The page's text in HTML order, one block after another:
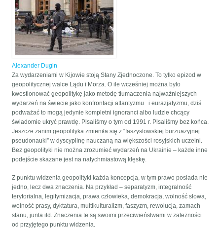
Alexander Dugin
Za wydarzeniami w Kijowie stoją Stany Zjednoczone. To tylko epizod w
geopolitycznej walce Lądu i Morza. O ile wcześniej można było
kwestionować geopolitykę jako metodę tłumaczenia najważniejszych
wydarzeń na świecie jako konfrontacji atlantyzmu i eurazjatyzmu, dziś
podważać to mogą jedynie kompletni ignoranci albo ludzie chcący
świadomie ukryć prawdę. Pisaliśmy o tym od 1991 r. Pisaliśmy bez końca.
Jeszcze zanim geopolityka zmieniła się z “faszystowskiej burżuazyjnej
pseudonauki” w dyscyplinę nauczaną na większości rosyjskich uczelni.
Bez geopolityki nie można zrozumieć wydarzeń na Ukrainie – każde inne
podejście skazane jest na natychmiastową klęskę.
Z punktu widzenia geopolityki każda koncepcja, w tym prawo posiada nie
jedno, lecz dwa znaczenia. Na przykład – separatyzm, integralność
terytorialna, legitymizacja, prawa człowieka, demokracja, wolność słowa,
wolność prasy, dyktatura, multikulturalizm, faszyzm, rewolucja, zamach
stanu, junta itd. Znaczenia te są swoimi przeciwieństwami w zależności
od przyjętego punktu widzenia.